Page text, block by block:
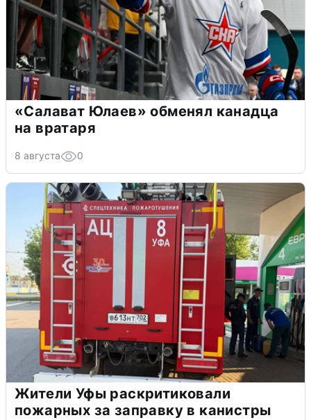
«Салават Юлаев» обменял канадца
на вратаря
8 августа 0
Жители Уфы раскритиковали
пожарных за заправку в канистры